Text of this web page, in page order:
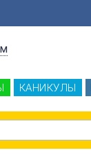
КАНИКУЛЫ